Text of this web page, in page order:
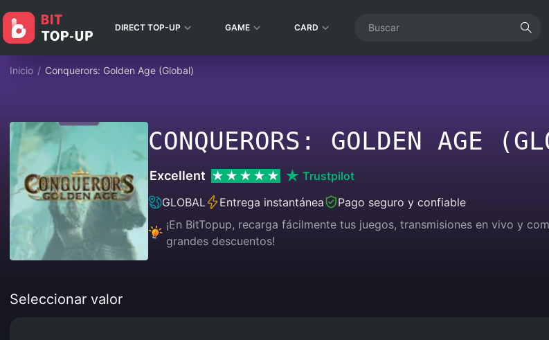
DIRECT TOP-UP GAME CARD
Inicio / Conquerors: Golden Age (Global)
CONQUERORS: GOLDEN AGE
Excellent
Trustpilot
GLOBAL
Entrega instantánea
Pago seguro y confiable
¡En BitTopup, recarga fácilmente tus juegos, transmisiones en vivo y
grandes descuentos!
Seleccionar valor